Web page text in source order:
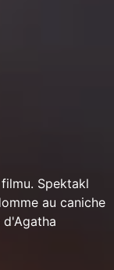
Spektakl
au caniche